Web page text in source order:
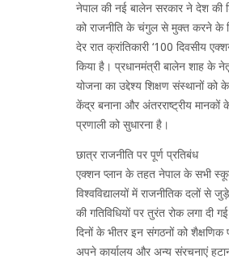
नेपाल की नई बालेन सरकार ने देश की
को राजनीति के चंगुल से मुक्त करने के
देर रात क्रांतिकारी ‘100 दिवसीय
किया है। प्रधानमंत्री बालेन शाह के
योजना का उद्देश्य शिक्षण संस्थानों को
केंद्र बनाना और अंतरराष्ट्रीय मानकों
प्रणाली को सुधारना है।
छात्र राजनीति पर पूर्ण प्रतिबंध
एक्शन प्लान के तहत नेपाल के सभी
विश्वविद्यालयों में राजनीतिक दलों से
की गतिविधियों पर तुरंत रोक लगा दी
दिनों के भीतर इन संगठनों को शैक्षणिक
अपने कार्यालय और अन्य संरचनाएं